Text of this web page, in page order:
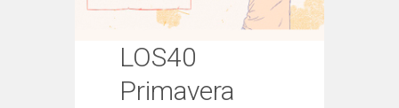
LOS40
Primavera